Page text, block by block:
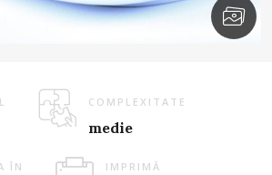
COMPLEXITATE
medie
ÎN IMPRIMĂ